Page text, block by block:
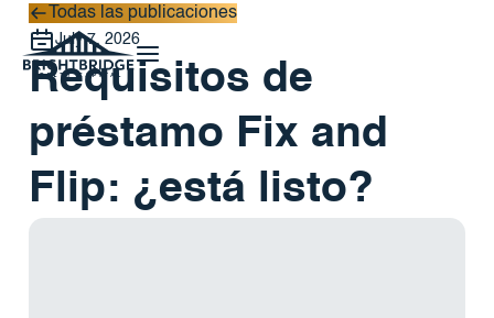
Todas las publicaciones
Todas las publicaciones
July 7, 2026
Requisitos de
préstamo Fix and
Flip: ¿está listo?